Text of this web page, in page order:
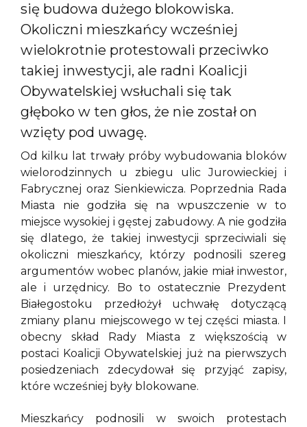
się budowa dużego blokowiska.
Okoliczni mieszkańcy wcześniej
wielokrotnie protestowali przeciwko
takiej inwestycji, ale radni Koalicji
Obywatelskiej wsłuchali się tak
głęboko w ten głos, że nie został on
wzięty pod uwagę.
Od kilku lat trwały próby wybudowania bloków
wielorodzinnych u zbiegu ulic Jurowieckiej i
Fabrycznej oraz Sienkiewicza. Poprzednia Rada
Miasta nie godziła się na wpuszczenie w to
miejsce wysokiej i gęstej zabudowy. A nie godziła
się dlatego, że takiej inwestycji sprzeciwiali się
okoliczni mieszkańcy, którzy podnosili szereg
argumentów wobec planów, jakie miał inwestor,
ale i urzędnicy. Bo to ostatecznie Prezydent
Białegostoku przedłożył uchwałę dotyczącą
zmiany planu miejscowego w tej części miasta. I
obecny skład Rady Miasta z większością w
postaci Koalicji Obywatelskiej już na pierwszych
posiedzeniach zdecydował się przyjąć zapisy,
które wcześniej były blokowane.
Mieszkańcy podnosili w swoich protestach